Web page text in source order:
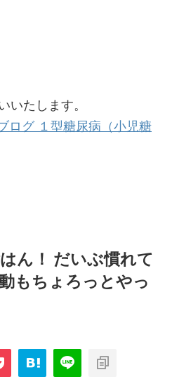
いたします。
ん！ だいぶ慣れて
もちょろっとやっ